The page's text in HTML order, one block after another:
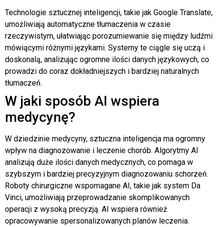
Technologie sztucznej inteligencji, takie jak Google Translate,
umożliwiają automatyczne tłumaczenia w czasie
rzeczywistym, ułatwiając porozumiewanie się między ludźmi
mówiącymi różnymi językami. Systemy te ciągle się uczą i
doskonalą, analizując ogromne ilości danych językowych, co
prowadzi do coraz dokładniejszych i bardziej naturalnych
tłumaczeń.
W jaki sposób AI wspiera
medycynę?
W dziedzinie medycyny, sztuczna inteligencja ma ogromny
wpływ na diagnozowanie i leczenie chorób. Algorytmy AI
analizują duże ilości danych medycznych, co pomaga w
szybszym i bardziej precyzyjnym diagnozowaniu schorzeń.
Roboty chirurgiczne wspomagane AI, takie jak system Da
Vinci, umożliwiają przeprowadzanie skomplikowanych
operacji z wysoką precyzją. AI wspiera również
opracowywanie spersonalizowanych planów leczenia.